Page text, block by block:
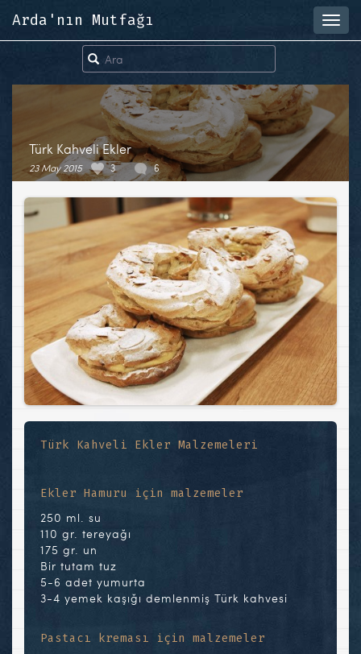
Arda'nın Mutfağı
Türk Kahveli Ekler
23 May 2015 3 6
Türk Kahveli Ekler Malzemeleri
Ekler Hamuru için malzemeler
250 ml. su
110 gr. tereyağı
175 gr. un
Bir tutam tuz
5-6 adet yumurta
3-4 yemek kaşığı demlenmiş Türk kahvesi
Pastacı kreması için malzemeler